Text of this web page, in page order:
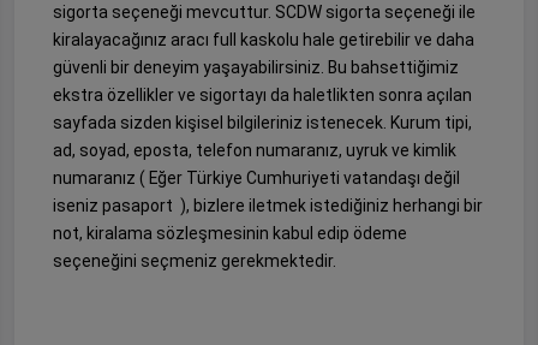
sigorta seçeneği mevcuttur. SCDW sigorta seçeneği ile
kiralayacağınız aracı full kaskolu hale getirebilir ve daha
güvenli bir deneyim yaşayabilirsiniz. Bu bahsettiğimiz
ekstra özellikler ve sigortayı da haletlikten sonra açılan
sayfada sizden kişisel bilgileriniz istenecek. Kurum tipi,
ad, soyad, eposta, telefon numaranız, uyruk ve kimlik
numaranız ( Eğer Türkiye Cumhuriyeti vatandaşı değil
iseniz pasaport ), bizlere iletmek istediğiniz herhangi bir
not, kiralama sözleşmesinin kabul edip ödeme
seçeneğini seçmeniz gerekmektedir.